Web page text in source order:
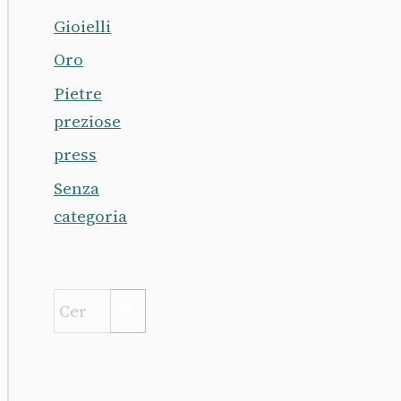
Gioielli
Oro
Pietre
preziose
press
Senza
categoria